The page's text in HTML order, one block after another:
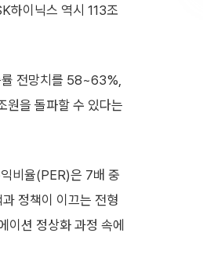
하이닉스 역시 113조
률 전망치를 58~63%,
원을 돌파할 수 있다는
비율(PER)은 7배 중
정책이 이끄는 전형
이션 정상화 과정 속에